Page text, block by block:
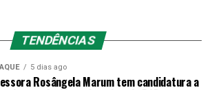
TENDÊNCIAS
5 dias ago
Rosângela Marum tem candidatura a